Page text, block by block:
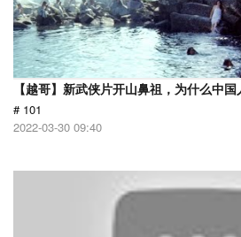
【越哥】新武侠片开山鼻祖，为什么中
# 101
2022-03-30 09:40